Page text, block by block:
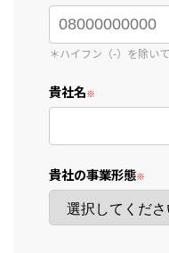
＊ハイフン（-）を除い
貴社名
貴社の事業形態